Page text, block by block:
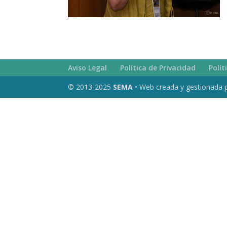
Aviso Legal Política de Privacidad
© 2013-2025 SEMA • Web creada y gestionada